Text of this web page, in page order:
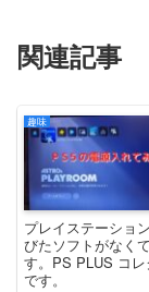
関連記事
趣味
プレイステーショ
びたソフトがなく
す。PS PLUS コ
です。